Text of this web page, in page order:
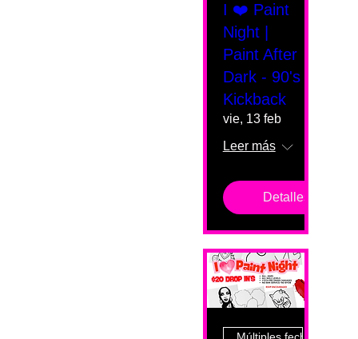
I ❤️ Paint
Night |
Paint After
Dark - 90's
Kickback
vie, 13 feb
Leer más
Detalles
Múltiples fechas